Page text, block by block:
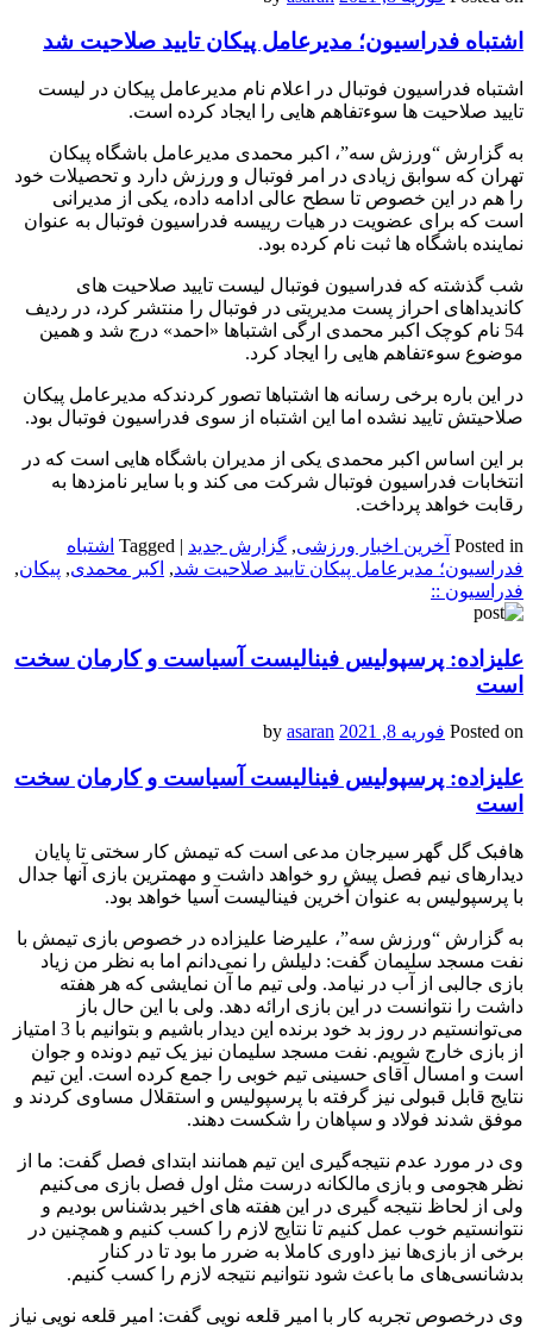
اشتباه فدراسیون؛ مدیرعامل پیکان تایید صلاحیت شد
اشتباه فدراسیون فوتبال در اعلام نام مدیرعامل پیکان در لیست
تایید صلاحیت ها سوءتفاهم هایی را ایجاد کرده است.
به گزارش “ورزش سه”، اکبر محمدی مدیرعامل باشگاه پیکان
تهران که سوابق زیادی در امر فوتبال و ورزش دارد و تحصیلات خود
را هم در این خصوص تا سطح عالی ادامه داده، یکی از مدیرانی
است که برای عضویت در هیات رییسه فدراسیون فوتبال به عنوان
نماینده باشگاه ها ثبت نام کرده بود.
شب گذشته که فدراسیون فوتبال لیست تایید صلاحیت های
کاندیداهای احراز پست مدیریتی در فوتبال را منتشر کرد، در ردیف
54 نام کوچک اکبر محمدی ارگی اشتباها «احمد» درج شد و همین
موضوع سوءتفاهم هایی را ایجاد کرد.
در این باره برخی رسانه ها اشتباها تصور کردندکه مدیرعامل پیکان
صلاحیتش تایید نشده اما این اشتباه از سوی فدراسیون فوتبال بود.
بر این اساس اکبر محمدی یکی از مدیران باشگاه هایی است که در
انتخابات فدراسیون فوتبال شرکت می کند و با سایر نامزدها به
رقابت خواهد پرداخت.
Posted in آخرین اخبار ورزشی, گزارش جدید |
Tagged اشتباه
فدراسیون؛ مدیرعامل پیکان تایید صلاحیت شد, اکبر محمدی, پیکان,
فدراسیون ::
علیزاده: پرسپولیس فینالیست آسیاست و کارمان سخت
است
Posted on فوریه 8, 2021 asaran
علیزاده: پرسپولیس فینالیست آسیاست و کارمان سخت
است
هافبک گل گهر سیرجان مدعی است که تیمش کار سختی تا پایان
دیدارهای نیم فصل پیش رو خواهد داشت و مهمترین بازی آنها جدال
با پرسپولیس به عنوان آخرین فینالیست آسیا خواهد بود.
به گزارش “ورزش سه”، علیرضا علیزاده در خصوص بازی تیمش با
نفت مسجد سلیمان گفت: دلیلش را نمی‌دانم اما به نظر من زیاد
بازی جالبی از آب در نیامد. ولی تیم ما آن نمایشی که هر هفته
داشت را نتوانست در این بازی ارائه دهد. ولی با این حال باز
می‌توانستیم در روز بد خود برنده این دیدار باشیم و بتوانیم با 3 امتیاز
از بازی خارج شویم. نفت مسجد سلیمان نیز یک تیم دونده و جوان
است و امسال آقای حسینی تیم خوبی را جمع کرده است. این تیم
نتایج قابل قبولی نیز گرفته با پرسپولیس و استقلال مساوی کردند و
موفق شدند فولاد و سپاهان را شکست دهند.
وی در مورد عدم نتیجه‌گیری این تیم همانند ابتدای فصل گفت: ما از
نظر هجومی و بازی مالکانه درست مثل اول فصل بازی می‌کنیم
ولی از لحاظ نتیجه گیری در این هفته های اخیر بدشناس بودیم و
نتوانستیم خوب عمل کنیم تا نتایج لازم را کسب کنیم و همچنین در
برخی از بازی‌ها نیز داوری کاملا به ضرر ما بود تا در کنار
بدشانسی‌های ما باعث شود نتوانیم نتیجه لازم را کسب کنیم.
وی درخصوص تجربه کار با امیر قلعه نویی گفت: امیر قلعه نویی نیاز